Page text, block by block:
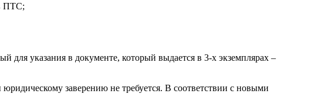
ПТС;
указания в документе, который выдается в 3-х экземплярах –
заверению не требуется. В соответствии с новыми